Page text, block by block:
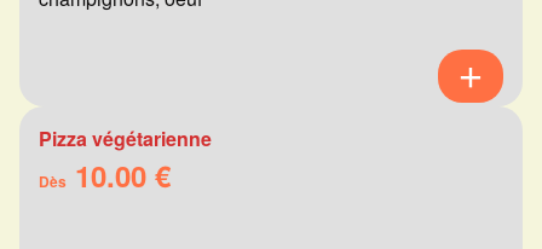
Pizza végétarienne
Dès 10.00 €